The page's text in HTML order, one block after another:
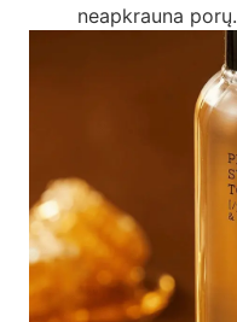
neapkrauna porų.